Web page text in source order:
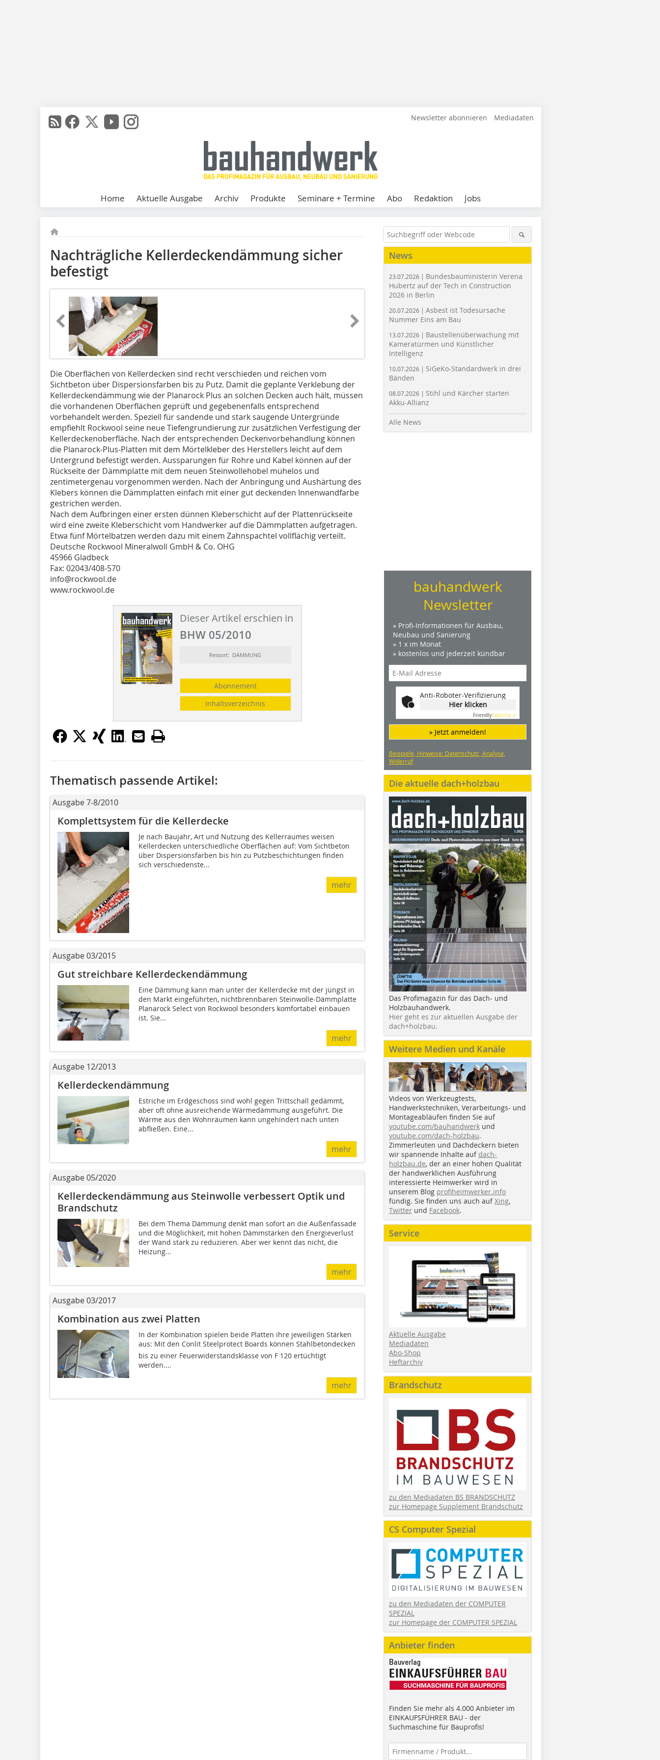
Newsletter abonnieren Mediadaten
Home Aktuelle Ausgabe Archiv Produkte Seminare + Termine Abo Redaktion Jobs
Nachträgliche Kellerdeckendämmung sicher
befestigt
Die Oberflächen von Kellerdecken sind recht verschieden und reichen vom
Sichtbeton über Dispersionsfarben bis zu Putz. Damit die geplante Verklebung der
Kellerdeckendämmung wie der Planarock Plus an solchen Decken auch hält, müssen
die vorhandenen Oberflächen geprüft und gegebenenfalls entsprechend
vorbehandelt werden. Speziell für sandende und stark saugende Untergründe
empfiehlt Rockwool seine neue Tiefengrundierung zur zusätzli­chen Verfestigung der
Keller­decken­oberfläche. Nach der entspre­chenden Decken­vorbe­hand­lung können
die Planarock-Plus-Platten mit dem Mörtelkleber des Herstellers leicht auf dem
Untergrund befestigt werden. Aussparungen für Rohre und Kabel können auf der
Rückseite der Dämmplatte mit dem neuen Steinwollehobel mühelos und
zentimetergenau vorgenommen werden. Nach der Anbringung und Aushärtung des
Klebers können die Dämmplatten einfach mit einer gut deckenden Innenwandfarbe
gestrichen werden.
Nach dem Aufbringen einer ersten dünnen Kleberschicht auf der Plattenrückseite
wird eine zweite Kleberschicht vom Handwerker auf die Dämmplatten aufgetragen.
Etwa fünf Mörtelbatzen werden dazu mit einem Zahnspachtel vollflächig verteilt.
Deutsche Rockwool Mineralwoll GmbH & Co. OHG
45966 Gladbeck
Fax: 02043/408-570
info@rockwool.de
www.rockwool.de
Dieser Artikel erschien in
BHW 05/2010
Ressort: DÄMMUNG
Abonnement
Inhaltsverzeichnis
Thematisch passende Artikel:
Ausgabe 7-8/2010
Komplettsystem für die Kellerdecke
Je nach Baujahr, Art und Nutzung des Kellerraumes weisen
Kellerdecken unterschiedliche Oberflächen auf: Vom Sichtbeton
über Dispersionsfarben bis hin zu Putzbeschichtungen finden
sich verschiedenste...
mehr
Ausgabe 03/2015
Gut streichbare Kellerdeckendämmung
Eine Dämmung kann man unter der Kellerdecke mit der jüngst in
den Markt eingeführten, nichtbrennbaren Steinwolle-Dämmplatte
Planarock Select von Rockwool besonders komfortabel einbauen
ist. Sie...
mehr
Ausgabe 12/2013
Kellerdeckendämmung
Estriche im Erdgeschoss sind wohl gegen Trittschall gedämmt,
aber oft ohne ausreichende Wärmedämmung ausgeführt. Die
Wärme aus den Wohnräumen kann ungehindert nach unten
abfließen. Eine...
mehr
Ausgabe 05/2020
Kellerdeckendämmung aus Steinwolle verbessert Optik und
Brandschutz
Bei dem Thema Dämmung denkt man sofort an die Außenfassade
und die Möglichkeit, mit hohen Dämmstärken den Energieverlust
der Wand stark zu reduzieren. Aber wer kennt das nicht, die
Heizung...
mehr
Ausgabe 03/2017
Kombination aus zwei Platten
In der Kombination spielen beide Platten ihre jeweiligen Stärken
aus: Mit den Conlit Steelprotect Boards können Stahlbetondecken
bis zu einer Feuerwiderstandsklasse von F 120 ertüchtigt
werden....
mehr
News
23.07.2026 | Bundesbauministerin Verena
Hubertz auf der Tech in Construction
2026 in Berlin
20.07.2026 | Asbest ist Todesursache
Nummer Eins am Bau
13.07.2026 | Baustellenüberwachung mit
Kameratürmen und Künstlicher
Intelligenz
10.07.2026 | SiGeKo-Standardwerk in drei
Bänden
08.07.2026 | Stihl und Kärcher starten
Akku-Allianz
Alle News
bauhandwerk
Newsletter
» Profi-Informationen für Ausbau,
Neubau und Sanierung
» 1 x im Monat
» kostenlos und jederzeit kündbar
Anti-Roboter-Verifizierung
Hier klicken
FriendlyCaptcha ⇗
» Jetzt anmelden!
Beispiele, Hinweise: Datenschutz, Analyse,
Widerruf
Die aktuelle dach+holzbau
Das Profimagazin für das Dach- und
Holzbauhandwerk.
Hier geht es zur aktuellen Ausgabe der
dach+holzbau.
Weitere Medien und Kanäle
Videos von Werkzeugtests,
Handwerkstechniken, Verarbeitungs- und
Montageabläufen finden Sie auf
youtube.com/bauhandwerk und
youtube.com/dach-holzbau.
Zimmerleuten und Dachdeckern bieten
wir spannende Inhalte auf dach-
holzbau.de, der an einer hohen Qualität
der handwerklichen Ausführung
interessierte Heimwerker wird in
unserem Blog profiheimwerker.info
fündig. Sie finden uns auch aufXing,
Twitter und Facebook.
Service
Aktuelle Ausgabe
Mediadaten
Abo-Shop
Heftarchiv
Brandschutz
zu den Mediadaten BS BRANDSCHUTZ
zur Homepage Supplement Brandschutz
CS Computer Spezial
zu den Mediadaten der COMPUTER
SPEZIAL
zur Homepage der COMPUTER SPEZIAL
Anbieter finden
Finden Sie mehr als 4.000 Anbieter im
EINKAUFSFÜHRER BAU - der
Suchmaschine für Bauprofis!